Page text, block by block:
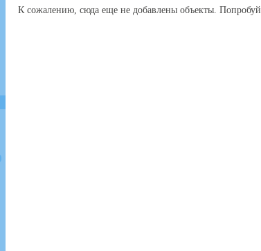
К сожалению, сюда еще не добавлены объекты.